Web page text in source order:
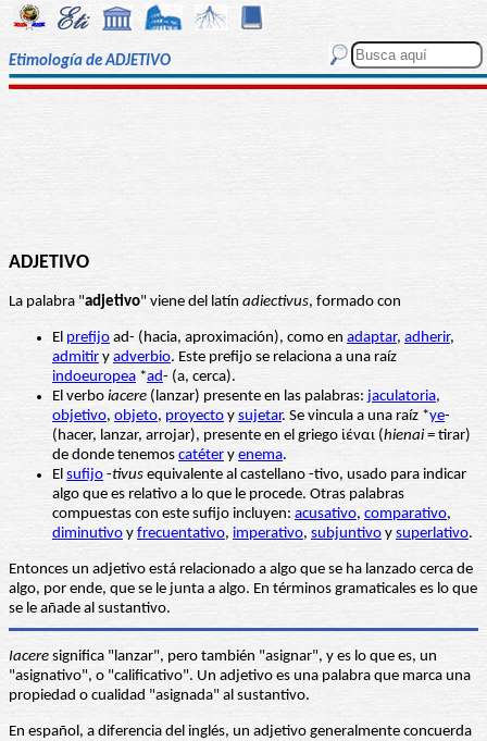
Etimología de ADJETIVO
ADJETIVO
La palabra "adjetivo" viene del latín adiectivus, formado con
El prefijo ad- (hacia, aproximación), como en adaptar, adherir,
admitir y adverbio. Este prefijo se relaciona a una raíz
indoeuropea *ad- (a, cerca).
El verbo iacere (lanzar) presente en las palabras: jaculatoria,
objetivo, objeto, proyecto y sujetar. Se vincula a una raíz *ye-
(hacer, lanzar, arrojar), presente en el griego ἱέναι (hienai= tirar)
de donde tenemos catéter y enema.
El sufijo -tivus equivalente al castellano -tivo, usado para indicar
algo que es relativo a lo que le procede. Otras palabras
compuestas con este sufijo incluyen: acusativo, comparativo,
diminutivo y frecuentativo, imperativo, subjuntivo y superlativo.
Entonces un adjetivo está relacionado a algo que se ha lanzado cerca de
algo, por ende, que se le junta a algo. En términos gramaticales es lo que
se le añade al sustantivo.
Iacere significa "lanzar", pero también "asignar", y es lo que es, un
"asignativo", o "calificativo". Un adjetivo es una palabra que marca una
propiedad o cualidad "asignada" al sustantivo.
En español, a diferencia del inglés, un adjetivo generalmente concuerda